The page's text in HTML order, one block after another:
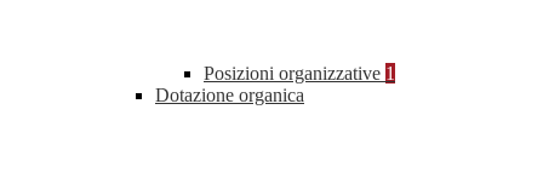
Posizioni organizzative 1
Dotazione organica